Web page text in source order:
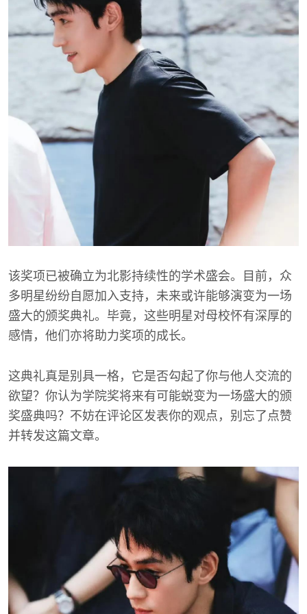
该奖项已被确立为北影持续性的学术盛会。目前，众
多明星纷纷自愿加入支持，未来或许能够演变为一场
盛大的颁奖典礼。毕竟，这些明星对母校怀有深厚的
感情，他们亦将助力奖项的成长。
这典礼真是别具一格，它是否勾起了你与他人交流的
欲望？你认为学院奖将来有可能蜕变为一场盛大的颁
奖盛典吗？不妨在评论区发表你的观点，别忘了点赞
并转发这篇文章。